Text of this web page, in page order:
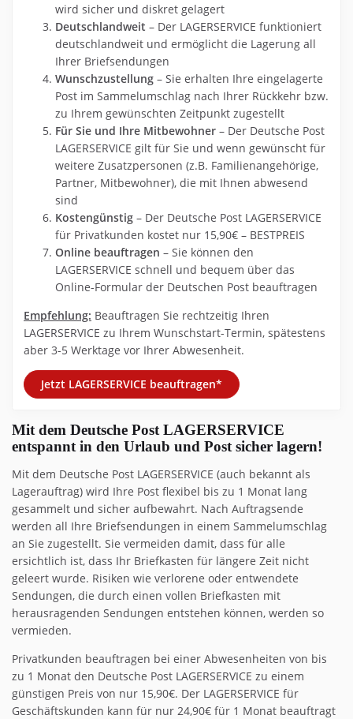
wird sicher und diskret gelagert
Deutschlandweit – Der LAGERSERVICE funktioniert
deutschlandweit und ermöglicht die Lagerung all
Ihrer Briefsendungen
Wunschzustellung – Sie erhalten Ihre eingelagerte
Post im Sammelumschlag nach Ihrer Rückkehr bzw.
zu Ihrem gewünschten Zeitpunkt zugestellt
Für Sie und Ihre Mitbewohner – Der Deutsche Post
LAGERSERVICE gilt für Sie und wenn gewünscht für
weitere Zusatzpersonen (z.B. Familienangehörige,
Partner, Mitbewohner), die mit Ihnen abwesend
sind
Kostengünstig – Der Deutsche Post LAGERSERVICE
für Privatkunden kostet nur 15,90€ – BESTPREIS
Online beauftragen – Sie können den
LAGERSERVICE schnell und bequem über das
Online-Formular der Deutschen Post beauftragen
Empfehlung: Beauftragen Sie rechtzeitig Ihren
LAGERSERVICE zu Ihrem Wunschstart-Termin, spätestens
aber 3-5 Werktage vor Ihrer Abwesenheit.
Jetzt LAGERSERVICE beauftragen*
Mit dem Deutsche Post LAGERSERVICE
entspannt in den Urlaub und Post sicher lagern!
Mit dem Deutsche Post LAGERSERVICE (auch bekannt als
Lagerauftrag) wird Ihre Post flexibel bis zu 1 Monat lang
gesammelt und sicher aufbewahrt. Nach Auftragsende
werden all Ihre Briefsendungen in einem Sammelumschlag
an Sie zugestellt. Sie vermeiden damit, dass für alle
ersichtlich ist, dass Ihr Briefkasten für längere Zeit nicht
geleert wurde. Risiken wie verlorene oder entwendete
Sendungen, die durch einen vollen Briefkasten mit
herausragenden Sendungen entstehen können, werden so
vermieden.
Privatkunden beauftragen bei einer Abwesenheiten von bis
zu 1 Monat den Deutsche Post LAGERSERVICE zu einem
günstigen Preis von nur 15,90€. Der LAGERSERVICE für
Geschäftskunden kann für nur 24,90€ für 1 Monat beauftragt